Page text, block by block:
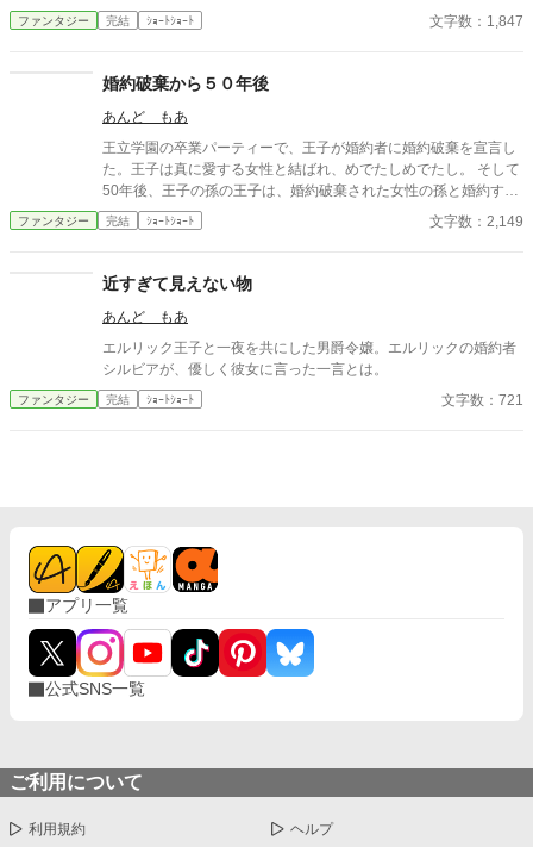
ファンタジー 完結 ｼｮｰﾄｼｮｰﾄ 文字数：1,847
婚約破棄から５０年後
あんど もあ
王立学園の卒業パーティーで、王子が婚約者に婚約破棄を宣言し
た。王子は真に愛する女性と結ばれ、めでたしめでたし。 そして
50年後、王子の孫の王子は、婚約破棄された女性の孫と婚約する
事に。そこで明かされた婚約破棄の真実とは。
ファンタジー 完結 ｼｮｰﾄｼｮｰﾄ 文字数：2,149
近すぎて見えない物
あんど もあ
エルリック王子と一夜を共にした男爵令嬢。エルリックの婚約者
シルビアが、優しく彼女に言った一言とは。
ファンタジー 完結 ｼｮｰﾄｼｮｰﾄ 文字数：721
アプリ一覧
公式SNS一覧
ご利用について
利用規約 ヘルプ